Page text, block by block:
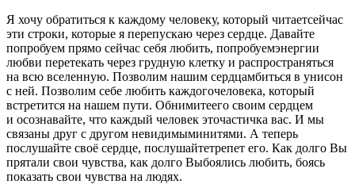
Я хочу обратиться к каждому человеку, который читаетсейчас
эти строки, которые я перепускаю через сердце. Давайте
попробуем прямо сейчас себя любить, попробуемэнергии
любви перетекать через грудную клетку и распространяться
на всю вселенную. Позволим нашим сердцамбиться в унисон
с ней. Позволим себе любить каждогочеловека, который
встретится на нашем пути. Обнимитеего своим сердцем
и осознавайте, что каждый человек эточастичка вас. И мы
связаны друг с другом невидимыминитями. А теперь
послушайте своё сердце, послушайтетрепет его. Как долго Вы
прятали свои чувства, как долго Выбоялись любить, боясь
показать свои чувства на людях.